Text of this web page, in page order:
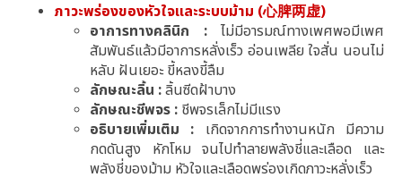
ภาวะพร่องของหัวใจและระบบม้าม (心脾两虚)
อาการทางคลินิก : ไม่มีอารมณ์ทางเพศพอมีเพศ
สัมพันธ์แล้วมีอาการหลั่งเร็ว อ่อนเพลีย ใจสั่น นอนไม่
หลับ ฝันเยอะ ขี้หลงขี้ลืม
ลักษณะลิ้น :ลิ้นซีดฝ้าบาง
ลักษณะชีพจร : ชีพจรเล็กไม่มีแรง
อธิบายเพิ่มเติม : เกิดจากการทำงานหนัก มีความ
กดดันสูง หักโหม จนไปทำลายพลังชี่และเลือด และ
พลังชี่ของม้าม หัวใจและเลือดพร่องเกิดภาวะหลั่งเร็ว